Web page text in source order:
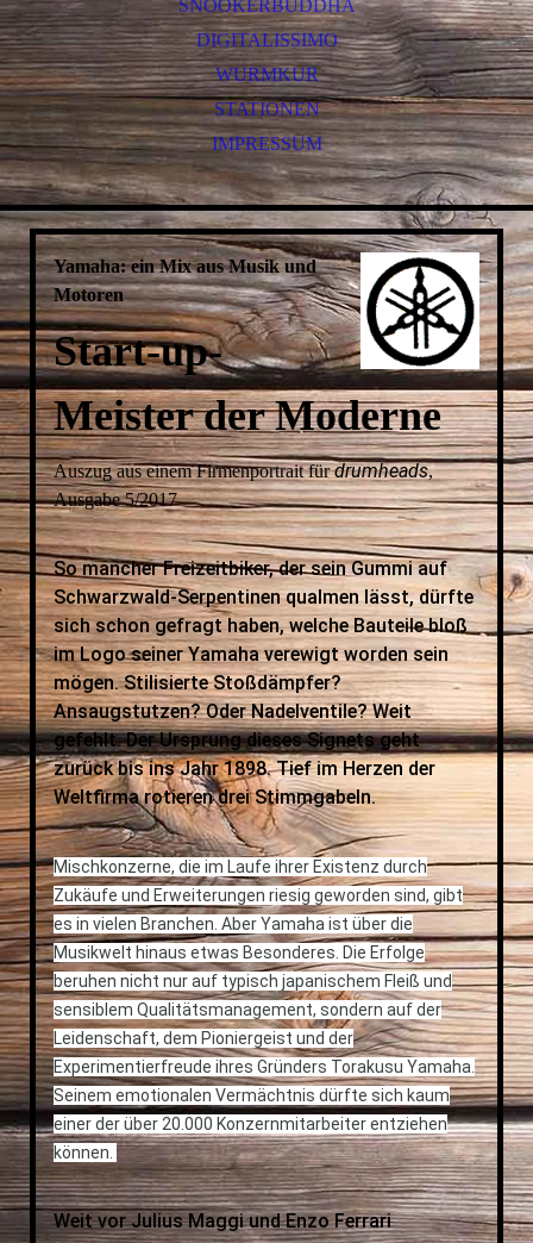
SNOOKERBUDDHA
DIGITALISSIMO
WURMKUR
STATIONEN
IMPRESSUM
Yamaha: ein Mix aus Musik und
Motoren
Start-up-
Meister der Moderne
Auszug aus einem Firmenportrait fürdrumheads,
Ausgabe 5/2017
So mancher Freizeitbiker, der sein Gummi auf
Schwarzwald-Serpentinen qualmen lässt, dürfte
sich schon gefragt haben, welche Bauteile bloß
im Logo seiner Yamaha verewigt worden sein
mögen. Stilisierte Stoßdämpfer?
Ansaugstutzen? Oder Nadelventile? Weit
gefehlt. Der Ursprung dieses Signets geht
zurück bis ins Jahr 1898. Tief im Herzen der
Weltfirma rotieren drei Stimmgabeln.
Mischkonzerne, die im Laufe ihrer Existenz durch
Zukäufe und Erweiterungen riesig geworden sind, gibt
es in vielen Branchen. Aber Yamaha ist über die
Musikwelt hinaus etwas Besonderes. Die Erfolge
beruhen nicht nur auf typisch japanischem Fleiß und
sensiblem Qualitätsmanagement, sondern auf der
Leidenschaft, dem Pioniergeist und der
Experimentierfreude ihres Gründers Torakusu Yamaha.
Seinem emotionalen Vermächtnis dürfte sich kaum
einer der über 20.000 Konzernmitarbeiter entziehen
können.
Weit vor Julius Maggi und Enzo Ferrari